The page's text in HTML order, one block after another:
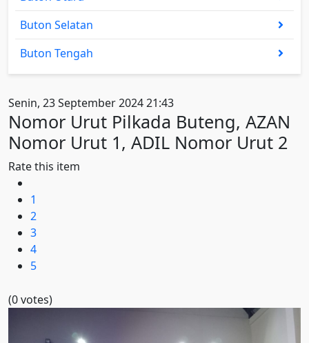
Buton Selatan
Buton Tengah
Senin, 23 September 2024 21:43
Nomor Urut Pilkada Buteng, AZAN
Nomor Urut 1, ADIL Nomor Urut 2
Rate this item
1
2
3
4
5
(0 votes)